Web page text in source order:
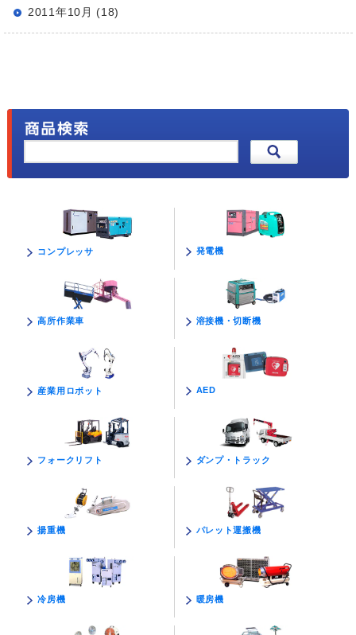
2011年10月 (18)
コンプレッサ 発電機
高所作業車 溶接機・切断機
産業用ロボット AED
フォークリフト ダンプ・トラック
揚重機 パレット運搬機
冷房機 暖房機